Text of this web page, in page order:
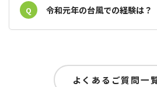
Q 令和元年の台風での経験は？
よくあるご質問一